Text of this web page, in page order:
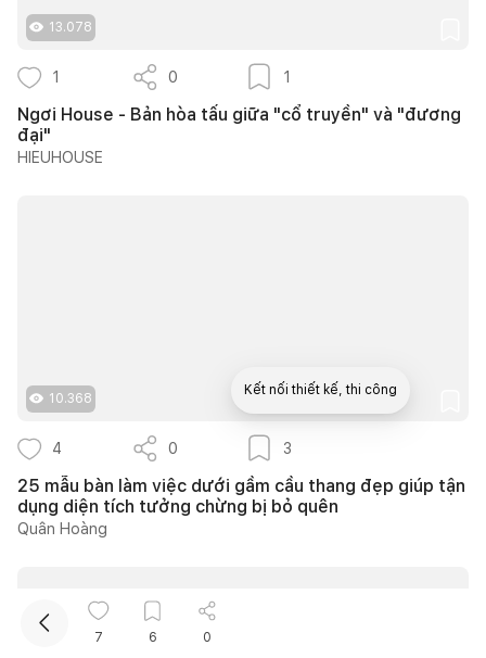
13.078
1 0 1
Ngơi House - Bản hòa tấu giữa "cổ truyền" và "đương
đại"
HIEUHOUSE
10.368
4 0 3
25 mẫu bàn làm việc dưới gầm cầu thang đẹp giúp tận
dụng diện tích tưởng chừng bị bỏ quên
Quân Hoàng
7 6 0
Kết nối thiết kế, thi công
Mua sắm hoàn thiện nhà